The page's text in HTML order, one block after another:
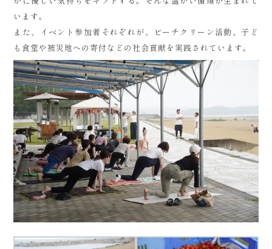
います。
また、イベント参加者それぞれが、ビーチクリーン活動、子ど
も食堂や被災地への寄付などの社会貢献を実践されています。